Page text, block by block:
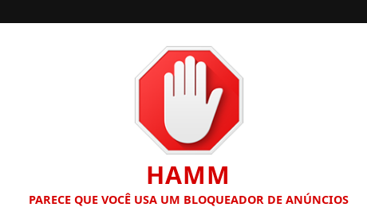
INÍCIO
O “NEGUINHO DA COXINHA”, QUE VIRALIZOU COM FRASE
HAMM
PARECE QUE VOCÊ USA UM BLOQUEADOR DE ANÚNCIOS